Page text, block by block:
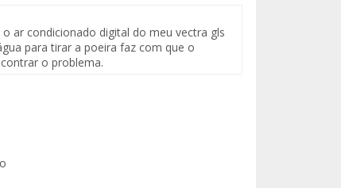
ar condicionado digital do meu vectra gls
para tirar a poeira faz com que o
o problema.